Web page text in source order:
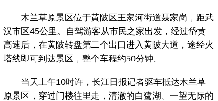
木兰草原景区位于黄陂区王家河街道聂家岗，距武
汉市区45公里。自驾游客从市民之家出发，经过岱黄
高速后，在黄陂转盘第二个出口进入黄陂大道，途经火
塔线即可到达景区，整个车程约50分钟。
当天上午10时许，长江日报记者驱车抵达木兰草
原景区，穿过门楼往里走，清澈的白鹭湖、一望无际的